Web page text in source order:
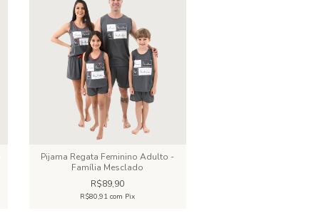
Pijama Regata Feminino Adulto -
Família Mesclado
R$89,90
R$80,91com Pix